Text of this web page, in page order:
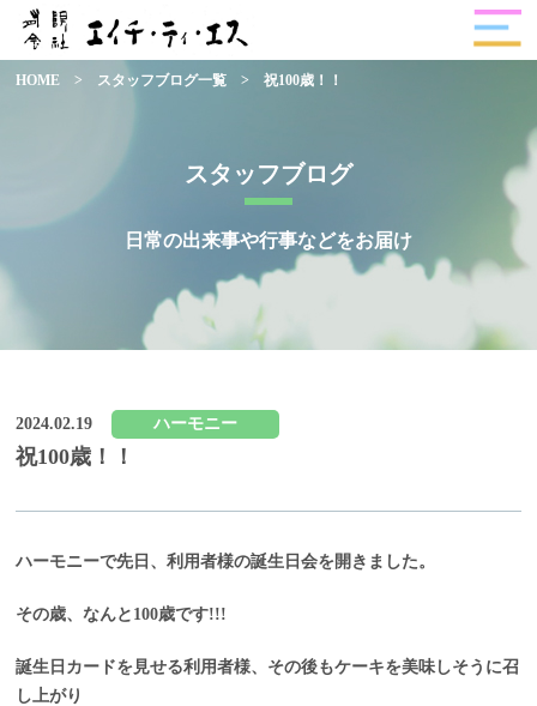
スタッフブログ
日常の出来事や行事などをお届け
HOME > スタッフブログ一覧 > 祝100歳！！
2024.02.19 ハーモニー
祝100歳！！
ハーモニーで先日、利用者様の誕生日会を開きました。
その歳、なんと100歳です!!!
誕生日カードを見せる利用者様、その後もケーキを美味しそうに召
し上がり